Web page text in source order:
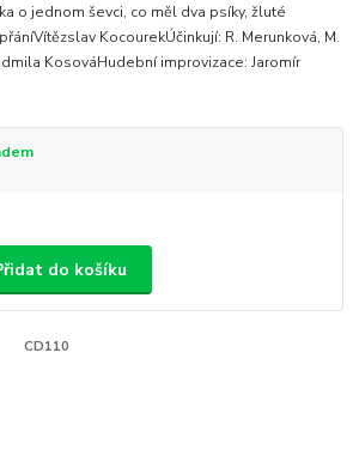
o jednom ševci, co měl dva psíky, žluté
KocourekÚčinkují: R. Merunková, M.
KosováHudební improvizace: Jaromír
do košíku
CD110